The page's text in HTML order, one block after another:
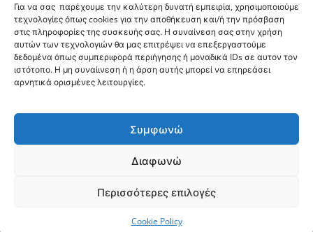
Για να σας παρέχουμε την καλύτερη δυνατή εμπειρία, χρησιμοποιούμε
τεχνολογίες όπως cookies για την αποθήκευση και/ή την πρόσβαση
στις πληροφορίες της συσκευής σας. Η συναίνεση σας στην χρήση
αυτών των τεχνολογιών θα μας επιτρέψει να επεξεργαστούμε
δεδομένα όπως συμπεριφορά περιήγησης ή μοναδικά IDs σε αυτον τον
ιστότοπο. Η μη συναίινεση ή η άρση αυτής μπορεί να επηρεάσει
αρνητικά ορισμένες λειτουργίες.
Συμφωνώ
Διαφωνώ
Περισσότερες επιλογές
Cookie Policy
Η BOXmind παρέχει πληροφοριακές και συμβουλευτικές
υπηρεσίες. Δεν προσφέρει υπηρεσίες ρύθμισης ή
διαγραφής οφειλών.
byVNG